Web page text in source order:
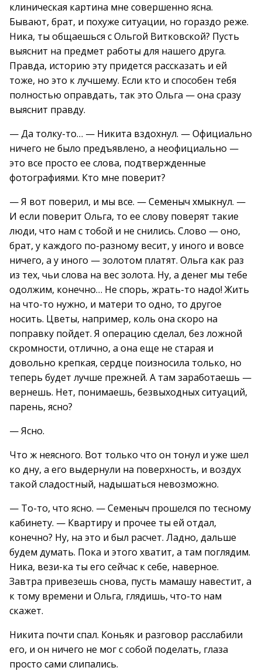
клиническая картина мне совершенно ясна.
Бывают, брат, и похуже ситуации, но гораздо реже.
Ника, ты общаешься с Ольгой Витковской? Пусть
выяснит на предмет работы для нашего друга.
Правда, историю эту придется рассказать и ей
тоже, но это к лучшему. Если кто и способен тебя
полностью оправдать, так это Ольга — она сразу
выяснит правду.
— Да толку-то… — Никита вздохнул. — Официально
ничего не было предъявлено, а неофициально —
это все просто ее слова, подтвержденные
фотографиями. Кто мне поверит?
— Я вот поверил, и мы все. — Семеныч хмыкнул. —
И если поверит Ольга, то ее слову поверят такие
люди, что нам с тобой и не снились. Слово — оно,
брат, у каждого по-разному весит, у иного и вовсе
ничего, а у иного — золотом платят. Ольга как раз
из тех, чьи слова на вес золота. Ну, а денег мы тебе
одолжим, конечно… Не спорь, жрать-то надо! Жить
на что-то нужно, и матери то одно, то другое
носить. Цветы, например, коль она скоро на
поправку пойдет. Я операцию сделал, без ложной
скромности, отлично, а она еще не старая и
довольно крепкая, сердце поизносила только, но
теперь будет лучше прежней. А там заработаешь —
вернешь. Нет, понимаешь, безвыходных ситуаций,
парень, ясно?
— Ясно.
Что ж неясного. Вот только что он тонул и уже шел
ко дну, а его выдернули на поверхность, и воздух
такой сладостный, надышаться невозможно.
— То-то, что ясно. — Семеныч прошелся по тесному
кабинету. — Квартиру и прочее ты ей отдал,
конечно? Ну, на это и был расчет. Ладно, дальше
будем думать. Пока и этого хватит, а там поглядим.
Ника, вези-ка ты его сейчас к себе, наверное.
Завтра привезешь снова, пусть мамашу навестит, а
к тому времени и Ольга, глядишь, что-то нам
скажет.
Никита почти спал. Коньяк и разговор расслабили
его, и он ничего не мог с собой поделать, глаза
просто сами слипались.